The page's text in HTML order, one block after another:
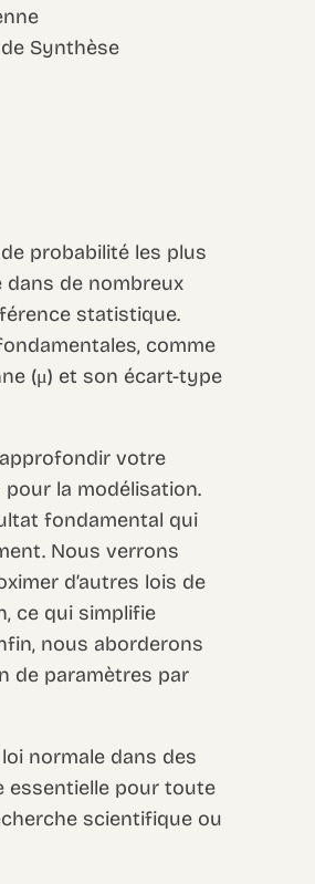
Synthèse
probabilité les plus
de nombreux
statistique.
comme
(μ) et son écart-type
approfondir votre
la modélisation.
fondamental qui
Nous verrons
d’autres lois de
ce qui simplifie
nous aborderons
de paramètres par
normale dans des
essentielle pour toute
scientifique ou